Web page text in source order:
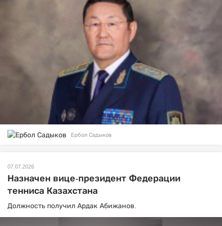
Ербол Садыков
07.07.2026
Назначен вице-президент Федерации
тенниса Казахстана
Должность получил Ардак Абижанов.